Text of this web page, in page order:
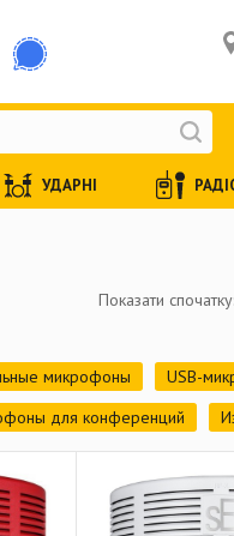
микрофоны USB-
для конференций
Показати спочатку:
УДАРНІ